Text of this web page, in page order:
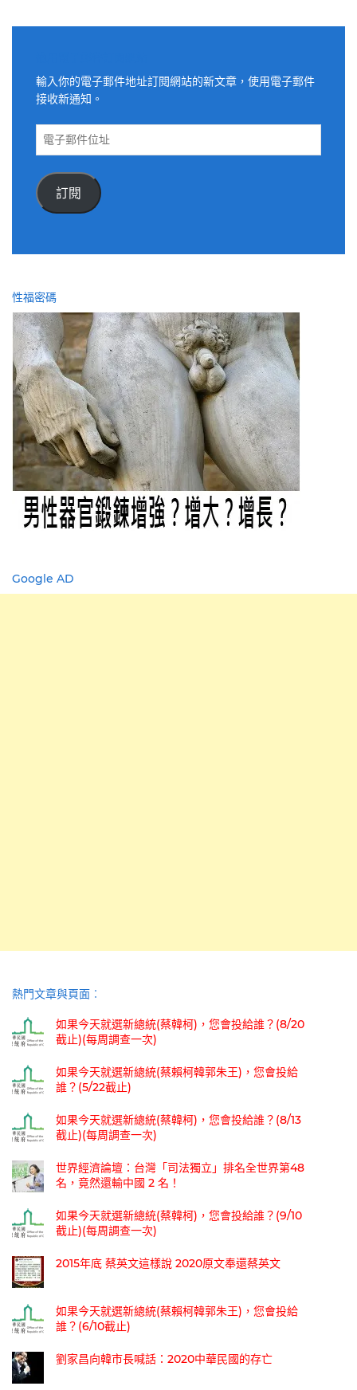
輸入你的電子郵件地址訂閱網站的新文章，使用電子郵件
接收新通知。
電
件
位
訂閱
性福密碼
Google AD
熱門文章與頁面︰
如果今天就選新總統(蔡韓柯)，您會投給誰？(8/20
截止)(每周調查一次)
如果今天就選新總統(蔡賴柯韓郭朱王)，您會投給
誰？(5/22截止)
如果今天就選新總統(蔡韓柯)，您會投給誰？(8/13
截止)(每周調查一次)
世界經濟論壇：台灣「司法獨立」排名全世界第48
名，竟然還輸中國 2 名！
如果今天就選新總統(蔡韓柯)，您會投給誰？(9/10
截止)(每周調查一次)
2015年底 蔡英文這樣說 2020原文奉還蔡英文
如果今天就選新總統(蔡賴柯韓郭朱王)，您會投給
誰？(6/10截止)
劉家昌向韓市長喊話：2020中華民國的存亡